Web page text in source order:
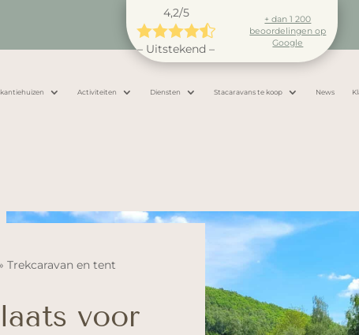
4,2/5

– Uitstekend –
+ dan 1 200
beoordelingen op
Google
Activiteiten Diensten Stacaravans te koop News
» Trekcaravan en tent
voor